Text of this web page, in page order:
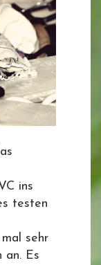
ins
testen
sehr
an. Es